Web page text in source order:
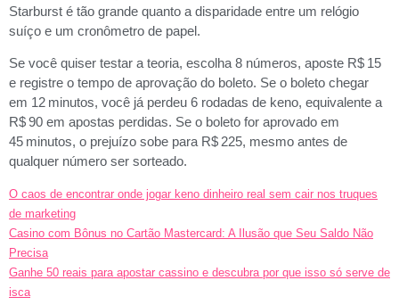
Starburst é tão grande quanto a disparidade entre um relógio
suíço e um cronômetro de papel.
Se você quiser testar a teoria, escolha 8 números, aposte R$ 15
e registre o tempo de aprovação do boleto. Se o boleto chegar
em 12 minutos, você já perdeu 6 rodadas de keno, equivalente a
R$ 90 em apostas perdidas. Se o boleto for aprovado em
45 minutos, o prejuízo sobe para R$ 225, mesmo antes de
qualquer número ser sorteado.
O caos de encontrar onde jogar keno dinheiro real sem cair nos truques
de marketing
Casino com Bônus no Cartão Mastercard: A Ilusão que Seu Saldo Não
Precisa
Ganhe 50 reais para apostar cassino e descubra por que isso só serve de
isca